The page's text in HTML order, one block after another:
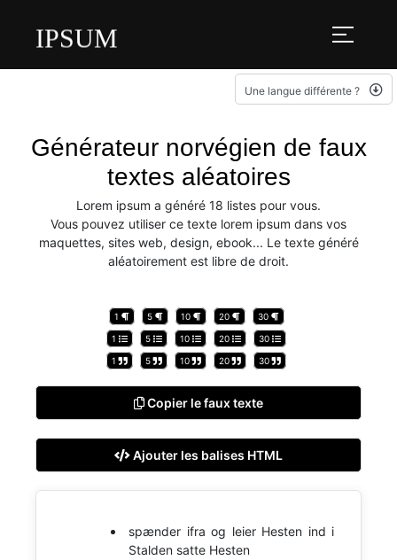
IPSUM
Une langue différente ?
Générateur norvégien de faux
textes aléatoires
Lorem ipsum a généré 18 listes pour vous.
Vous pouvez utiliser ce texte lorem ipsum dans vos
maquettes, sites web, design, ebook... Le texte généré
aléatoirement est libre de droit.
1 5 10 20 30
1 5 10 20 30
1 5 10 20 30
Copier le faux texte
Ajouter les balises HTML
spænder ifra og leier Hesten ind i
Stalden satte Hesten